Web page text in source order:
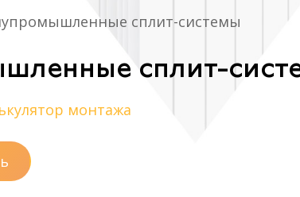
сплит-системы
сплит-
монтажа